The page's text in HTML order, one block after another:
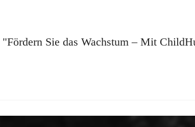
"Fördern Sie das Wachstum – Mit